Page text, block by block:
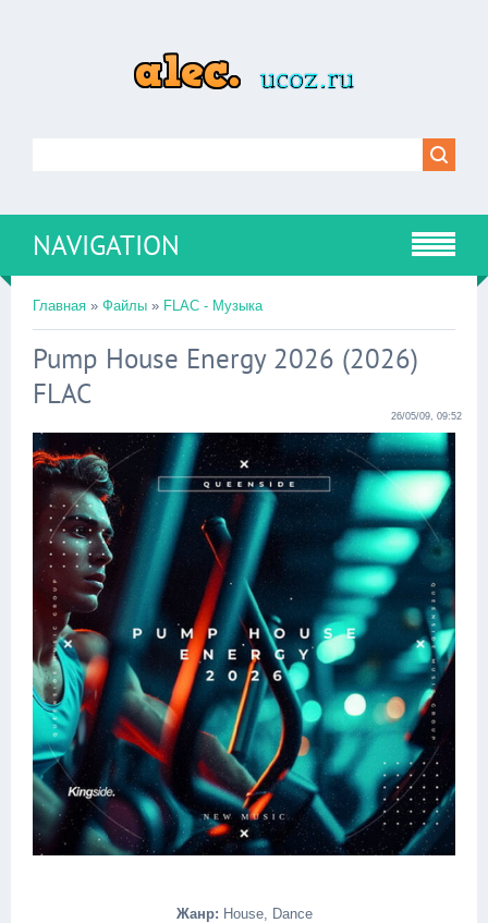
NAVIGATION
Главная » Файлы » FLAC - Музыка
Pump House Energy 2026 (2026)
FLAC
26/05/09, 09:52
Жанр: House, Dance